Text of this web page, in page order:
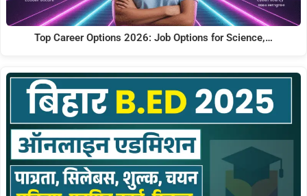
Top Career Options 2026: Job Options for Science,…